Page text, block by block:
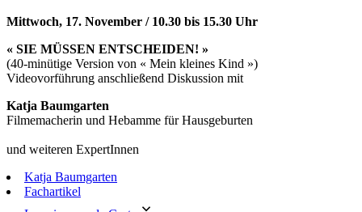
Mittwoch, 17. November / 10.30 bis 15.30 Uhr
« SIE MÜSSEN ENTSCHEIDEN! »
(40-minütige Version von « Mein kleines Kind »)
Videovorführung anschließend Diskussion mit
Katja Baumgarten
Filmemacherin und Hebamme für Hausgeburten
und weiteren ExpertInnen
Katja Baumgarten
Fachartikel